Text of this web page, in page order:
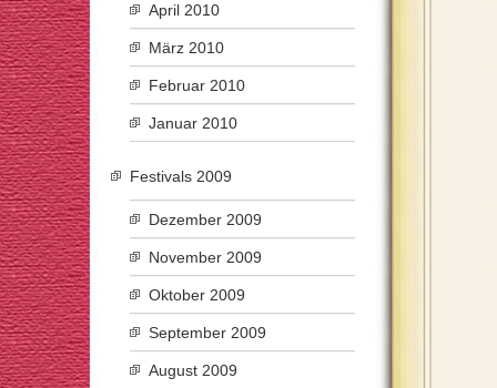
April 2010
März 2010
Februar 2010
Januar 2010
Festivals 2009
Dezember 2009
November 2009
Oktober 2009
September 2009
August 2009